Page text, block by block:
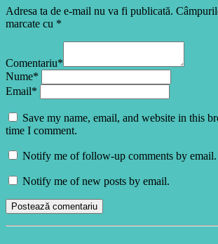
Adresa ta de e-mail nu va fi publicată.
marcate cu *
Comentariu*
Nume*
Email*
Save my name, email, and website in this
time I comment.
Notify me of follow-up comments by email.
Notify me of new posts by email.